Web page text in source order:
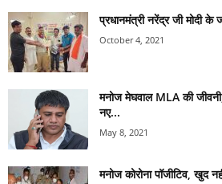
प्रधानमंत्री नरेंद्र जी मोदी के
October 4, 2021
मनोज मेघवाल MLA की
नए...
May 8, 2021
मनोज कोरोना पॉजीटिव, खुद